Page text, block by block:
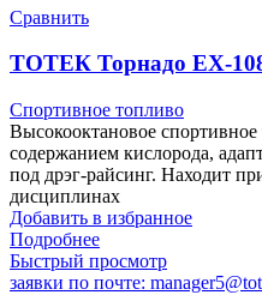
Сравнить
ТОТЕК Торнадо ЕХ-
Спортивное топливо
Высокооктановое
содержанием кислорода,
под дрэг-райсинг. Находит
дисциплинах
Добавить в избранное
Подробнее
Быстрый просмотр
заявки по почте: